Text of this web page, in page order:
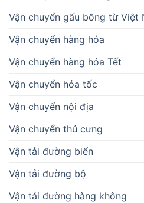
Vận chuyển gấu bông từ Việt
Vận chuyển hàng hóa
Vận chuyển hàng hóa Tết
Vận chuyển hỏa tốc
Vận chuyển nội địa
Vận chuyển thú cưng
Vận tải đường biển
Vận tải đường bộ
Vận tải đường hàng không